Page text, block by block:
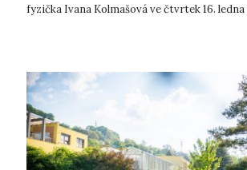
fyzička Ivana Kolmašová ve čtvrtek 16. ledna